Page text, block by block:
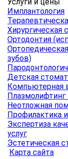
Имплантология
Хирургическая
Ортодонтия
зубов)
Детская
Компьютерная
Плазмолифтинг
Неотложная
Профилактика
Экспертиза
услуг
Эстетическая
Карта сайта